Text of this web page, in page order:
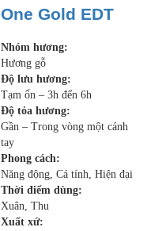
One Gold EDT
Nhóm hương:
Hương gỗ
Độ lưu hương:
Tạm ổn – 3h đến 6h
Độ tỏa hương:
Gần – Trong vòng một cánh
tay
Phong cách:
Năng động, Cá tính, Hiện đại
Thời điểm dùng:
Xuân, Thu
Xuất xứ: